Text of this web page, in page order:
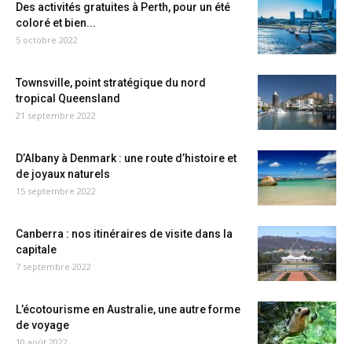
Des activités gratuites à Perth, pour un été
coloré et bien...
5 octobre 2022
Townsville, point stratégique du nord
tropical Queensland
21 septembre 2022
D’Albany à Denmark : une route d’histoire et
de joyaux naturels
15 septembre 2022
Canberra : nos itinéraires de visite dans la
capitale
7 septembre 2022
L’écotourisme en Australie, une autre forme
de voyage